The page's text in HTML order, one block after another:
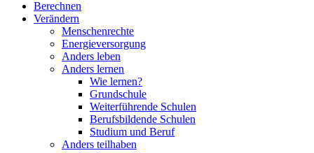
Berechnen
Verändern
Menschenrechte
Energieversorgung
Anders leben
Anders lernen
Wie lernen?
Grundschule
Weiterführende Schulen
Berufsbildende Schulen
Studium und Beruf
Anders teilhaben